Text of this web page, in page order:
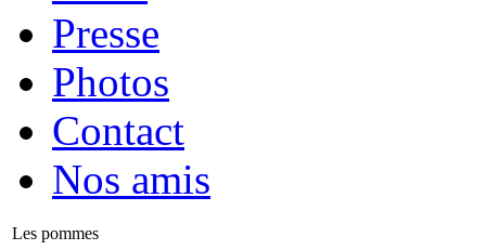
Presse
Photos
Contact
Nos amis
Les pommes